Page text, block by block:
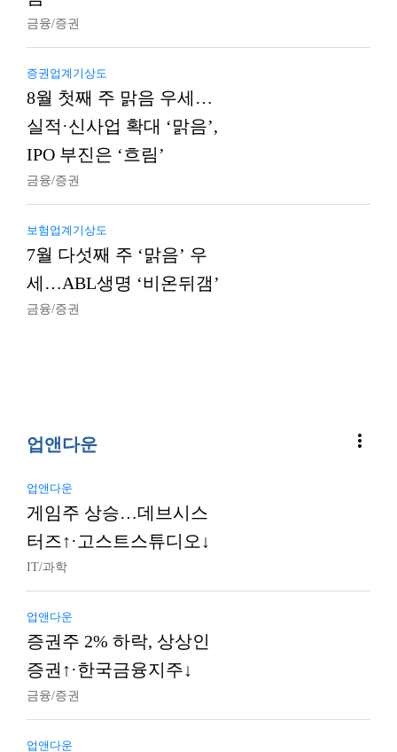
금융/증권
증권업계기상도
8월 첫째 주 맑음 우세…
실적·신사업 확대 ‘맑음’,
IPO 부진은 ‘흐림’
금융/증권
보험업계기상도
7월 다섯째 주 ‘맑음’ 우
세…ABL생명 ‘비온뒤갬’
금융/증권
업앤다운 more_vert
업앤다운
게임주 상승…데브시스
터즈↑·고스트스튜디오↓
IT/과학
업앤다운
증권주 2% 하락, 상상인
증권↑·한국금융지주↓
금융/증권
업앤다운